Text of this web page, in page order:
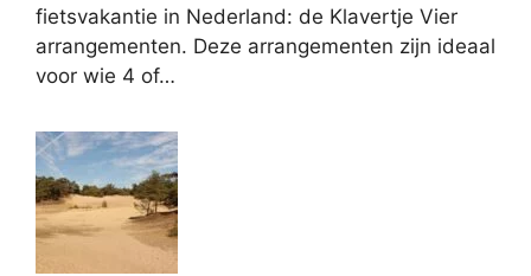
fietsvakantie in Nederland: de Klavertje Vier
arrangementen. Deze arrangementen zijn ideaal
voor wie 4 of…